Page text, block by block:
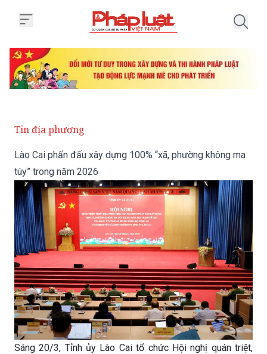
Tin địa phương
Lào Cai phấn đấu xây dựng 100% “xã, phường không ma
túy” trong năm 2026
Sáng 20/3, Tỉnh ủy Lào Cai tổ chức Hội nghị quán triệt,